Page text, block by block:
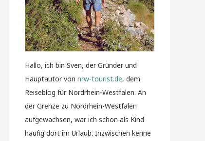
Hallo, ich bin Sven, der Gründer und
Hauptautor von nrw-tourist.de, dem
Reiseblog für Nordrhein-Westfalen. An
der Grenze zu Nordrhein-Westfalen
aufgewachsen, war ich schon als Kind
häufig dort im Urlaub. Inzwischen kenne